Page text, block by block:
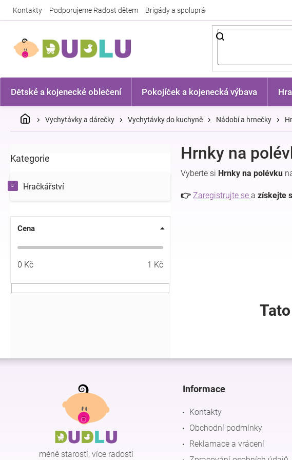
Kontakty Podporujeme Radost dětem Brigády a spolupráce
Dětské a kojenecké oblečení Pokojíček a kojenecká výbava
DomůVychytávky a dárečky Vychytávky do kuchyně Nádobí a hrnečky
o
t
r
n
e
l
Přeskočit
Kategorie
Hračkářství
Cena
0 Kč 1 Kč
Hrnky na
Vyberte si Hrnky na polévku
👉 Zaregistrujte se a získejte
Z
méně starostí, více radostí
Informace
Kontakty
Obchodní podmínky
Reklamace a vrácení